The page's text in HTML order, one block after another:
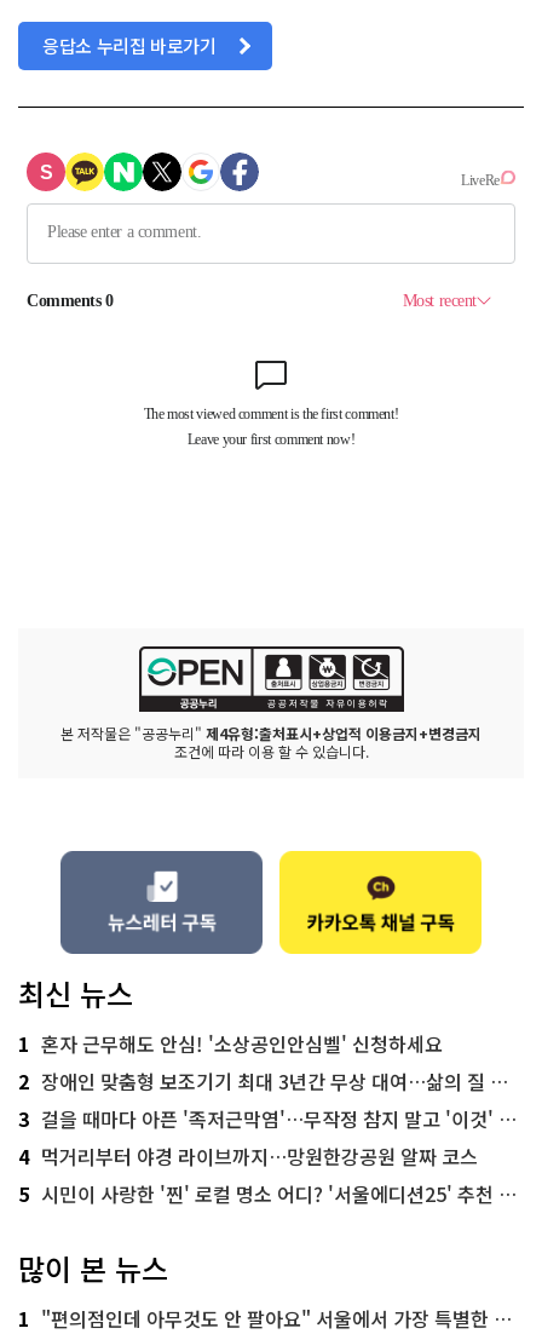
응답소 누리집 바로가기
본 저작물은 "공공누리" 제4유형:출처표시+상업적 이용금지+변경금지
조건에 따라 이용 할 수 있습니다.
최신 뉴스
1 혼자 근무해도 안심! '소상공인안심벨' 신청하세요
2 장애인 맞춤형 보조기기 최대 3년간 무상 대여…삶의 질 높인다
3 걸을 때마다 아픈 '족저근막염'…무작정 참지 말고 '이것' 해보세요!
4 먹거리부터 야경 라이브까지…망원한강공원 알짜 코스
5 시민이 사랑한 '찐' 로컬 명소 어디? '서울에디션25' 추천 코스
많이 본 뉴스
1 "편의점인데 아무것도 안 팔아요" 서울에서 가장 특별한 편의점의 정체